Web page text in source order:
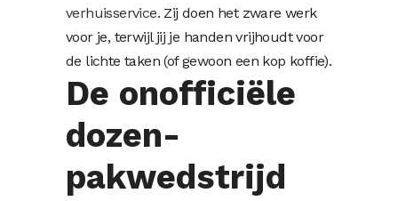
verhuisservice. Zij doen het zware werk
voor je, terwijl jij je handen vrijhoudt voor
de lichte taken (of gewoon een kop koffie).
De onofficiële
dozen-
pakwedstrijd